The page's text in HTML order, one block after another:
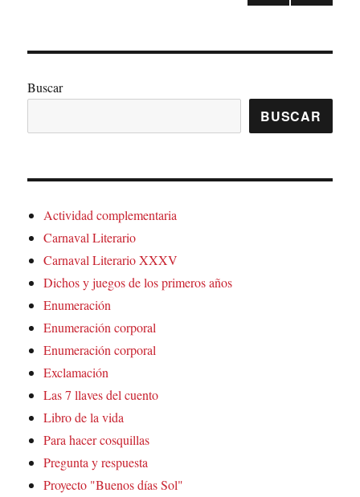
entradas
NA
Buscar
BUSCAR
Actividad complementaria
Carnaval Literario
Carnaval Literario XXXV
Dichos y juegos de los primeros años
Enumeración
Enumeración corporal
Enumeración corporal
Exclamación
Las 7 llaves del cuento
Libro de la vida
Para hacer cosquillas
Pregunta y respuesta
Proyecto "Buenos días Sol"